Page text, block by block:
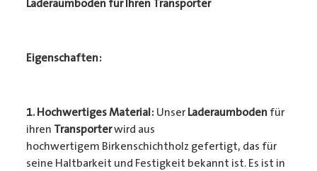
Laderaumboden für Ihren Transporter
Eigenschaften:
1. Hochwertiges Material: Unser Laderaumbodenfür
ihren Transporterwird aus
hochwertigem Birkenschichtholz gefertigt, das für
seine Haltbarkeit und Festigkeit bekannt ist. Es ist in